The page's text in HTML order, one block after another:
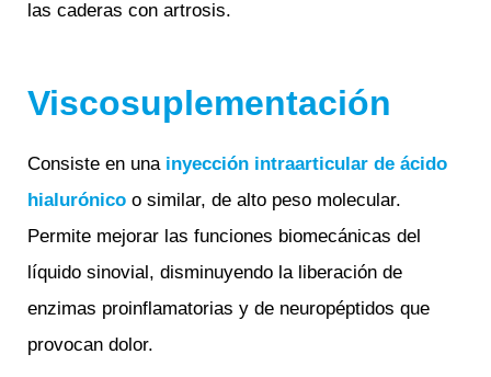
las caderas con artrosis.
Viscosuplementación
Consiste en una inyección intraarticular de ácido
hialurónico o similar, de alto peso molecular.
Permite mejorar las funciones biomecánicas del
líquido sinovial, disminuyendo la liberación de
enzimas proinflamatorias y de neuropéptidos que
provocan dolor.